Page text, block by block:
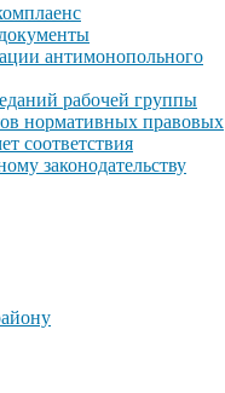
антимонопольного
рабочей группы
нормативных правовых
соответствия
законодательству